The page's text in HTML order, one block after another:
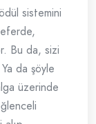
sistemini
Bu da, sizi
da şöyle
üzerinde